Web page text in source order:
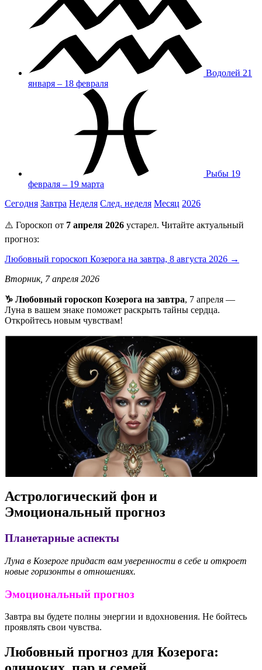
Водолей 21
января – 18 февраля
Рыбы 19
февраля – 19 марта
Сегодня Завтра Неделя След. неделя Месяц 2026
⚠️ Гороскоп от 7 апреля 2026 устарел. Читайте актуальный
прогноз:
Любовный гороскоп Козерога на завтра, 8 августа 2026 →
Вторник, 7 апреля 2026
♑ Любовный гороскоп Козерога на завтра, 7 апреля —
Луна в вашем знаке поможет раскрыть тайны сердца.
Откройтесь новым чувствам!
Астрологический фон и
Эмоциональный прогноз
Планетарные аспекты
Луна в Козероге придаст вам уверенности в себе и откроет
новые горизонты в отношениях.
Эмоциональный прогноз
Завтра вы будете полны энергии и вдохновения. Не бойтесь
проявлять свои чувства.
Любовный прогноз для Козерога: